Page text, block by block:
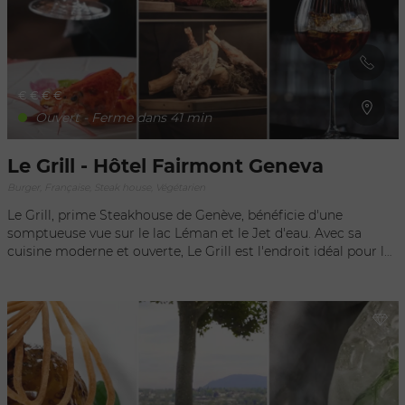
rejoignez-nous les pieds dans l’eau ou la tête dans les étoiles.
€ € € €
Ouvert - Ferme dans 41 min
Le Grill - Hôtel Fairmont Geneva
Le Grill, prime Steakhouse de Genève, bénéficie d'une
somptueuse vue sur le lac Léman et le Jet d'eau. Avec sa
cuisine moderne et ouverte, Le Grill est l'endroit idéal pour les
armes auprès de Chefs étoilés de renoms comme Eddy
Creusé à Melun ou encore d'Hélène Darroze propose une
cuisine au fil des saisons, authentique où le produit est mis en
avant, une cuisine d'une exquise simplicité. La qualité et la
fraîcheur des produits qu'il sélectionne chez des fournisseurs
locaux triés sur le volet est un gage supplémentaire pour